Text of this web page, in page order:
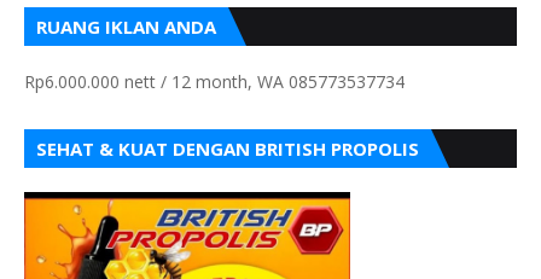
RUANG IKLAN ANDA
Rp6.000.000 nett / 12 month, WA 085773537734
SEHAT & KUAT DENGAN BRITISH PROPOLIS